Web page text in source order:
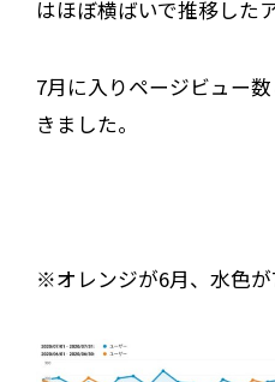
はほぼ横ばいで推移した
7月に入りページビュー
きました。
※オレンジが6月、水色が